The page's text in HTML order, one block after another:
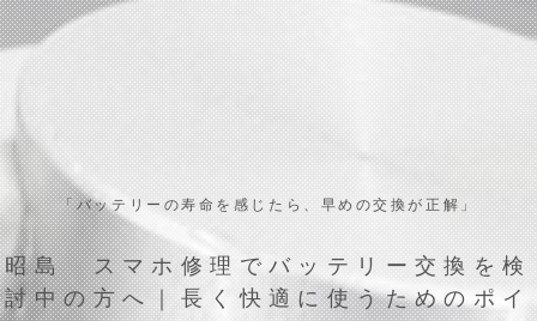
「バッテリーの寿命を感じたら、早めの交換が正解」
昭島 スマホ修理でバッテリー交換を検
討中の方へ｜長く快適に使うためのポイ